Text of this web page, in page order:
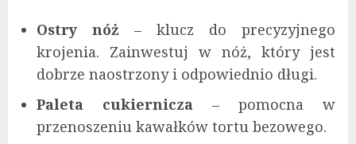
Ostry nóż – klucz do precyzyjnego
krojenia. Zainwestuj w nóż, który jest
dobrze naostrzony i odpowiednio długi.
Paleta cukiernicza – pomocna w
przenoszeniu kawałków tortu bezowego.